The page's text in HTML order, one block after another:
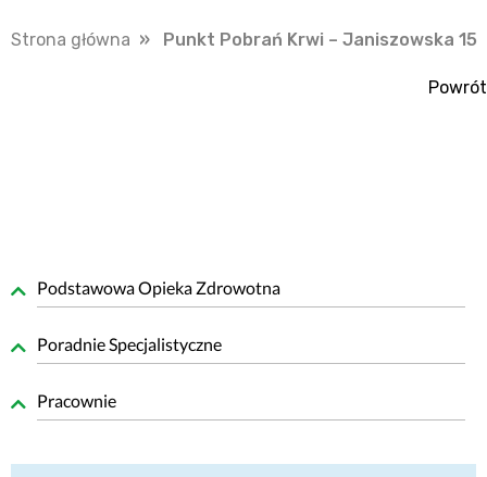
Strona główna » Punkt Pobrań Krwi – Janiszowska 15
Powrót
Podstawowa Opieka Zdrowotna
Poradnie Specjalistyczne
Pracownie